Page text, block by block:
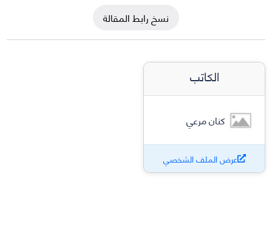
نسخ رابط المقالة
الكاتب
كنان مرعي
عرض الملف الشخصي